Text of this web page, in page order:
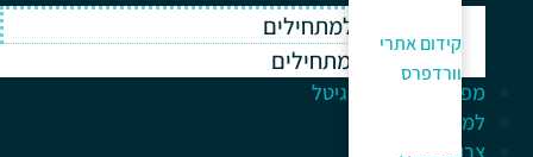
קידום אתרי
וורדפרס
וורדפרס למתחילים
ווקומרס למתחילים
מפתח לעולם הדיגיטל
למה כאן?
צרו קשר